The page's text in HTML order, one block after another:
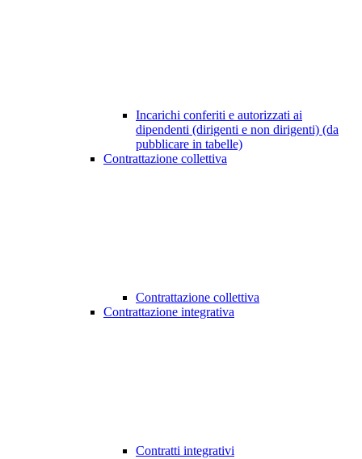
Incarichi conferiti e autorizzati ai
dipendenti (dirigenti e non dirigenti) (da
pubblicare in tabelle)
Contrattazione collettiva
Contrattazione collettiva
Contrattazione integrativa
Contratti integrativi